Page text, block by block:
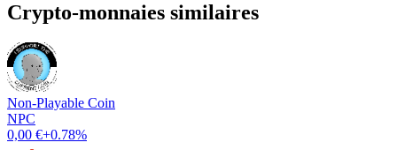
Crypto-monnaies similaires
Non-Playable Coin
NPC
0,00 €+0.78%